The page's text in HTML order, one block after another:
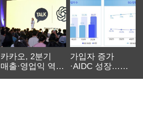
카카오, 2분기
매출·영업익 역대
가입자 증가
·AIDC 성장…